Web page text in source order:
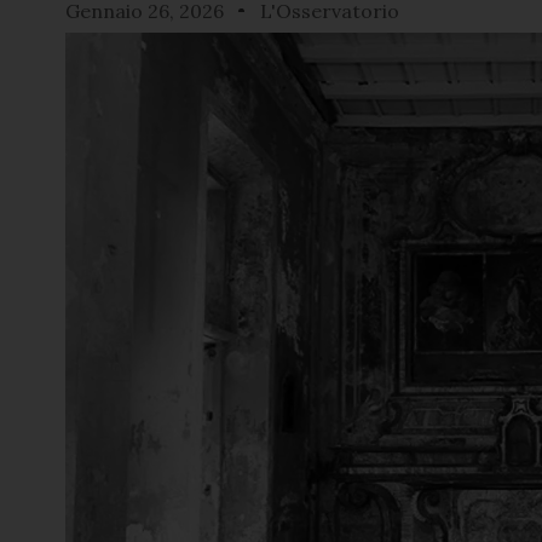
Gennaio 26, 2026 L'Osservatorio